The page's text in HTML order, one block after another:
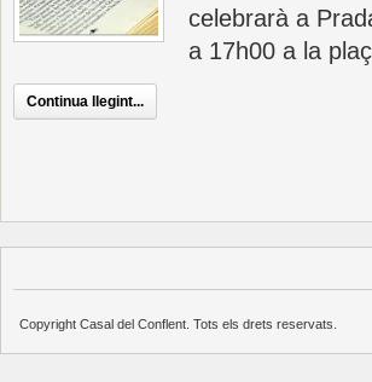
celebrarà a
a 17h00 a la
Continua llegint...
Copyright Casal del Conflent. Tots els drets reservats.